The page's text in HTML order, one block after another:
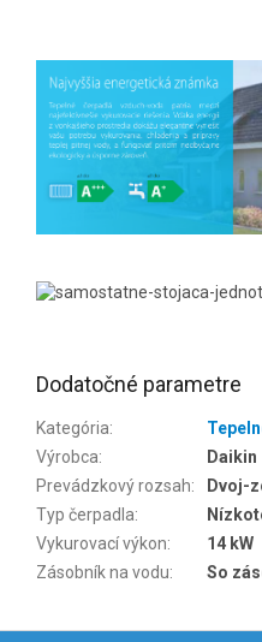
Dodatočné parametre
Kategória:
Výrobca:
Daikin
Prevádzkový rozsah:
Dvoj-
Typ čerpadla:
Vykurovací výkon:
14 kW
Zásobník na vodu: So